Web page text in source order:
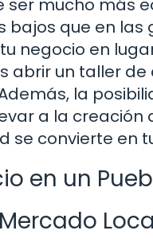
mucho más
bajos que en
negocio en
abrir un taller
la
a la creación
se convierte en
en un